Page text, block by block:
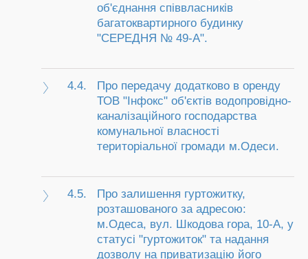
об'єднання співвласників
багатоквартирного будинку
"СЕРЕДНЯ № 49-А".
4.4.
Про передачу додатково в оренду
ТОВ "Інфокс" об'єктів водопровідно-
каналізаційного господарства
комунальної власності
територіальної громади м.Одеси.
4.5.
Про залишення гуртожитку,
розташованого за адресою:
м.Одеса, вул. Шкодова гора, 10-А, у
статусі "гуртожиток" та надання
дозволу на приватизацію його